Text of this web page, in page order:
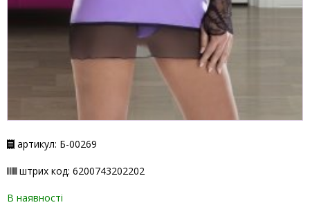
артикул: Б-00269
штрих код: 6200743202202
В наявності